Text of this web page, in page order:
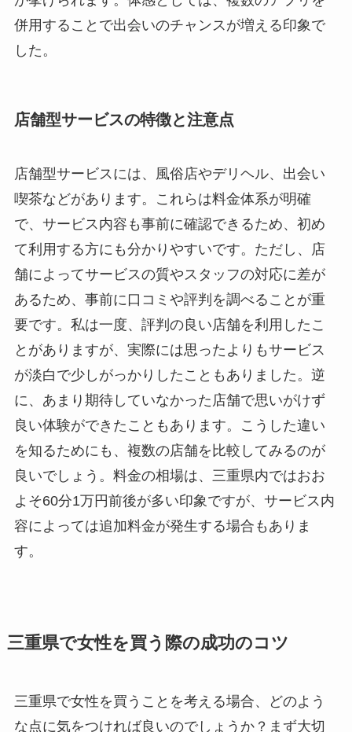
併用することで出会いのチャンスが増える印象で
した。
店舗型サービスの特徴と注意点
店舗型サービスには、風俗店やデリヘル、出会い
喫茶などがあります。これらは料金体系が明確
で、サービス内容も事前に確認できるため、初め
て利用する方にも分かりやすいです。ただし、店
舗によってサービスの質やスタッフの対応に差が
あるため、事前に口コミや評判を調べることが重
要です。私は一度、評判の良い店舗を利用したこ
とがありますが、実際には思ったよりもサービス
が淡白で少しがっかりしたこともありました。逆
に、あまり期待していなかった店舗で思いがけず
良い体験ができたこともあります。こうした違い
を知るためにも、複数の店舗を比較してみるのが
良いでしょう。料金の相場は、三重県内ではおお
よそ60分1万円前後が多い印象ですが、サービス内
容によっては追加料金が発生する場合もありま
す。
三重県で女性を買う際の成功のコツ
三重県で女性を買うことを考える場合、どのよう
な点に気をつければ良いのでしょうか？まず大切